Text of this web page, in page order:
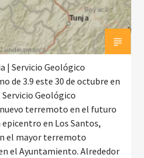
| Servicio Geológico
de 3.9 este 30 de octubre en
Geológico
terremoto en el futuro
epicentro en Los Santos,
el mayor terremoto
el Ayuntamiento. Alrededor